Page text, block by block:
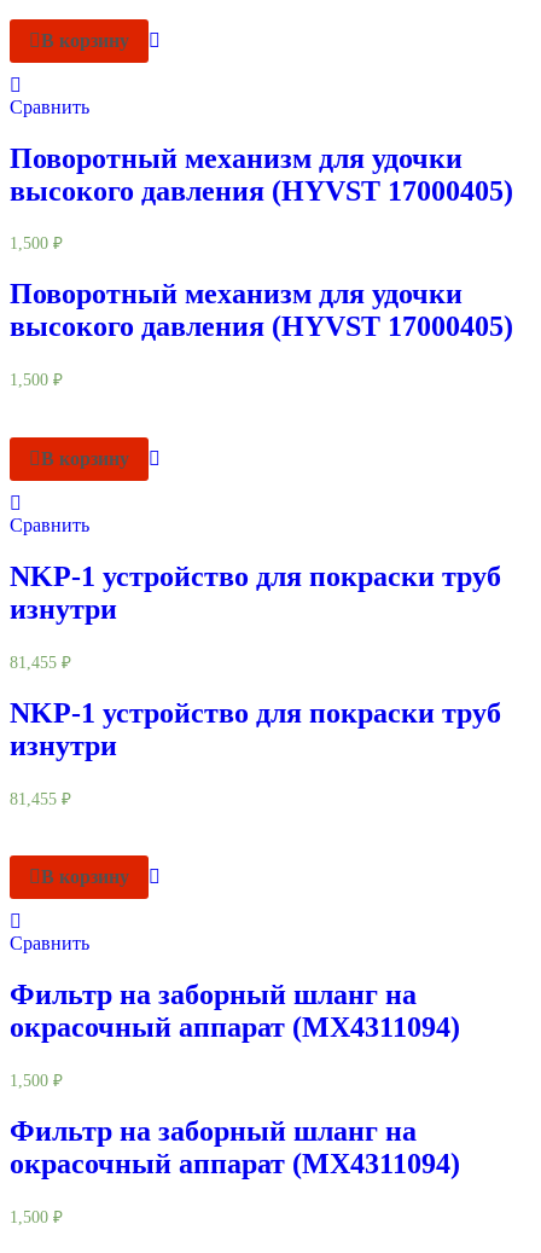
В корзину
Сравнить
Поворотный механизм для удочки
высокого давления (HYVST 17000405)
1,500 ₽
Поворотный механизм для удочки
высокого давления (HYVST 17000405)
1,500 ₽
В корзину
Сравнить
NKP-1 устройство для покраски труб
изнутри
81,455 ₽
NKP-1 устройство для покраски труб
изнутри
81,455 ₽
В корзину
Сравнить
Фильтр на заборный шланг на
окрасочный аппарат (MX4311094)
1,500 ₽
Фильтр на заборный шланг на
окрасочный аппарат (MX4311094)
1,500 ₽